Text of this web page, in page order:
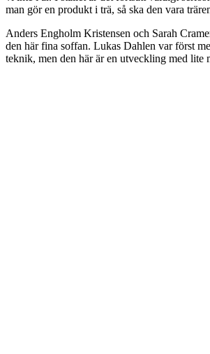
man gör en produkt i trä, så ska den vara
Anders Engholm Kristensen och Sarah
den här fina soffan. Lukas Dahlen var först
teknik, men den här är en utveckling med lite